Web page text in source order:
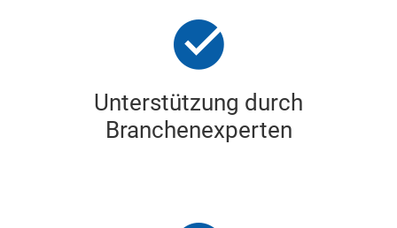
Unterstützung durch
Branchenexperten